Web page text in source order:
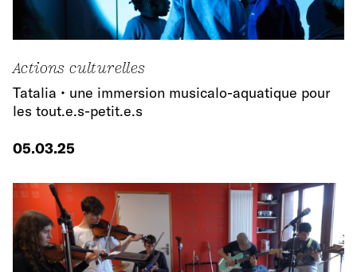
Actions culturelles
Tatalia • une immersion musicalo-aquatique pour
les tout.e.s-petit.e.s
05.03.25